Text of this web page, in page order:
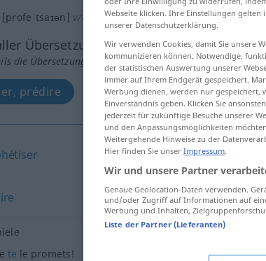
[profeˈtsaɪən] v/t sans ge>
Übersetzungen
die Übersetzung anklicken/antippen)
prédire
te le promets!
Webseite klicken. Ihre Einstellungen
unserer Datenschutzerklärung.
Wir verwenden Cookies, damit Sie unsere
kommunizieren können. Notwendige,
der statistischen Auswertung unserer
immer auf Ihrem Endgerät gespeichert.
Werbung dienen, werden nur gespeichert,
Einverständnis geben. Klicken Sie
jederzeit für zukünftige Besuche unserer
und den Anpassungsmöglichkeiten
Weitergehende Hinweise zu der
Hier finden Sie unser Impressum.
Wir und unsere Partner
Genaue Geolocation-Daten verwenden.
und/oder Zugriff auf Informationen auf
Werbung und Inhalten,
Liste der Partner (Lieferanten)